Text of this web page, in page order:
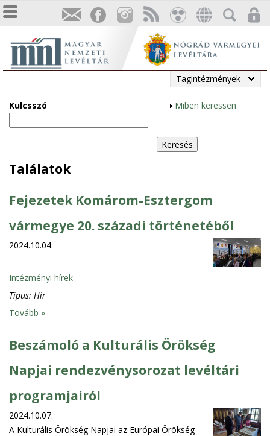
Tagintézmények
Kulcsszó
M
g
j
n
í
Miben keressen
Találatok
Fejezetek Komárom-Esztergom
vármegye 20. századi történetéből
2024.10.04.
Intézményi hírek
Típus: Hír
Tovább »
Beszámoló a Kulturális Örökség
Napjai rendezvénysorozat levéltári
programjairól
2024.10.07.
A Kulturális Örökség Napjai az Európai Örökség